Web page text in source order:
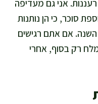
אני גם מעדיפה
סוכר, כי הן נותנות
השנה. אם אתם רגישים
מלח רק בסוף, אחרי